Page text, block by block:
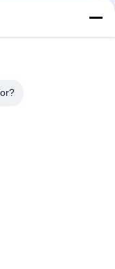
行化粧品の構造袋の
ホールダーのペンの